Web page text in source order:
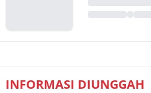
INFORMASI DIUNGGAH